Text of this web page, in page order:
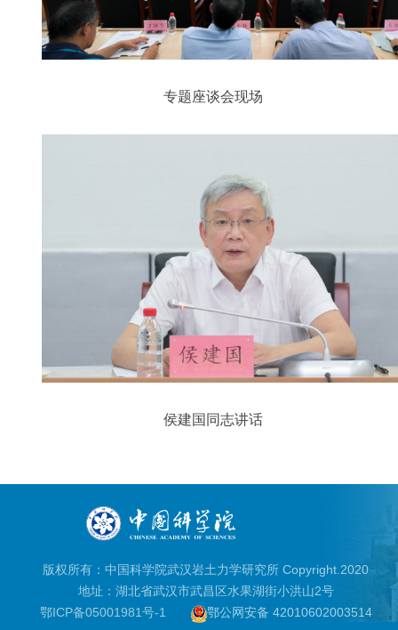
专题座谈会现场
侯建国同志讲话
版权所有：中国科学院武汉岩土力学研究所 Copyright.2020
地址：湖北省武汉市武昌区水果湖街小洪山2号
鄂ICP备05001981号-1
鄂公网安备 42010602003514